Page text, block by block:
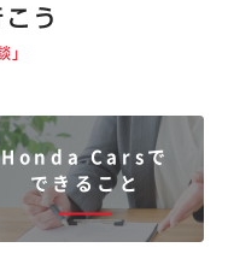
」
Honda Carsで
できること